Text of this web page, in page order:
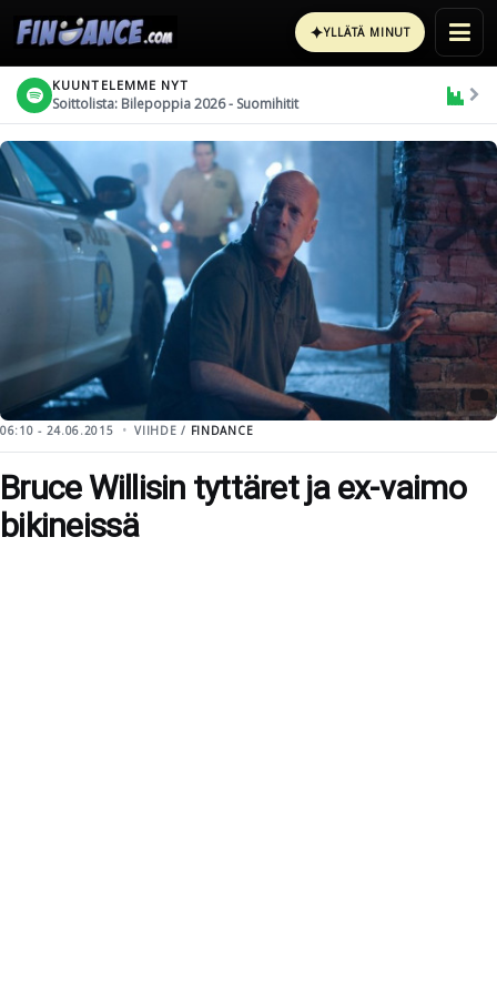
✦YLLÄTÄ MINUT
KUUNTELEMME NYT
Soittolista: Bilepoppia 2026 - Suomihitit
06:10 - 24.06.2015 VIIHDE / FINDANCE
Bruce Willisin tyttäret ja ex-vaimo
bikineissä